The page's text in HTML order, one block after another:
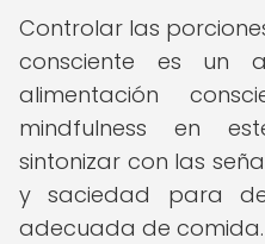
Controlar las
consciente es un
alimentación
mindfulness en
sintonizar con las
y saciedad para
adecuada de